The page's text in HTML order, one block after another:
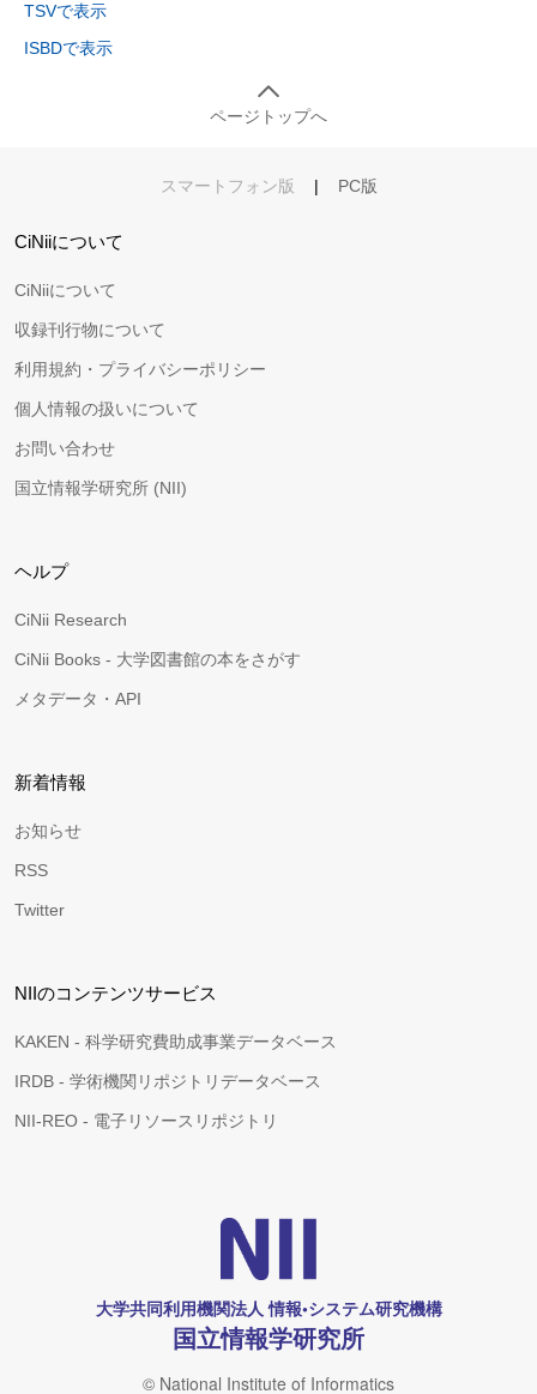
TSVで表示
ISBDで表示
ページトップへ
スマートフォン版 | PC版
CiNiiについて
CiNiiについて
収録刊行物について
利用規約・プライバシーポリシー
個人情報の扱いについて
お問い合わせ
国立情報学研究所 (NII)
ヘルプ
CiNii Research
CiNii Books - 大学図書館の本をさがす
メタデータ・API
新着情報
お知らせ
RSS
Twitter
NIIのコンテンツサービス
KAKEN - 科学研究費助成事業データベース
IRDB - 学術機関リポジトリデータベース
NII-REO - 電子リソースリポジトリ
大学共同利用機関法人 情報•システム研究機構
国立情報学研究所
© National Institute of Informatics